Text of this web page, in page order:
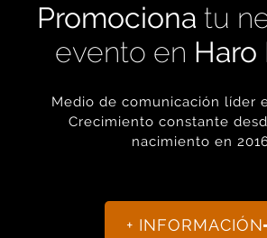
Promociona tu
evento en Haro
Medio de comunicación líder
Crecimiento constante
nacimiento en
+ INFORMACIÓN